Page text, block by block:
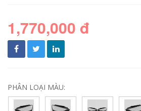
1,770,000 đ
PHÂN LOẠI MÀU: